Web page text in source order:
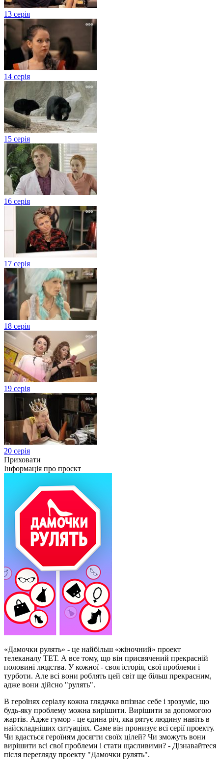
13 серія
14 серія
15 серія
16 серія
17 серія
18 серія
19 серія
20 серія
Приховати
Інформація про проєкт
«Дамочки рулять» - це найбільш «жіночний» проект
телеканалу ТЕТ. А все тому, що він присвячений прекрасній
половині людства. У кожної - своя історія, свої проблеми і
турботи. Але всі вони роблять цей світ ще більш прекрасним,
адже вони дійсно "рулять".
В героїнях серіалу кожна глядачка впізнає себе і зрозуміє, що
будь-яку проблему можна вирішити. Вирішити за допомогою
жартів. Адже гумор - це єдина річ, яка рятує людину навіть в
найскладніших ситуаціях. Саме він пронизує всі серії проекту.
Чи вдасться героїням досягти своїх цілей? Чи зможуть вони
вирішити всі свої проблеми і стати щасливими? - Дізнавайтеся
після перегляду проекту "Дамочки рулять".